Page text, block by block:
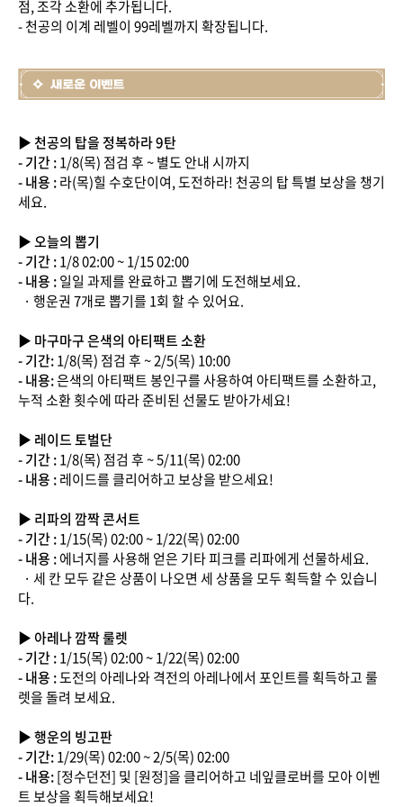
점, 조각 소환에 추가됩니다.
- 천공의 이계 레벨이 99레벨까지 확장됩니다.
▶ 천공의 탑을 정복하라 9탄
- 기간 :1/8(목) 점검 후 ~ 별도 안내 시까지
- 내용 :라(목)힐 수호단이여, 도전하라! 천공의 탑 특별 보상을 챙기
세요.
▶ 오늘의 뽑기
- 기간 :1/8 02:00 ~ 1/15 02:00
- 내용 :일일 과제를 완료하고 뽑기에 도전해보세요.
· 행운권 7개로 뽑기를 1회 할 수 있어요.
▶ 마구마구 은색의 아티팩트 소환
- 기간:1/8(목) 점검 후 ~ 2/5(목) 10:00
- 내용:은색의 아티팩트 봉인구를 사용하여 아티팩트를 소환하고,
누적 소환 횟수에 따라 준비된 선물도 받아가세요!
▶ 레이드 토벌단
- 기간 :1/8(목) 점검 후 ~ 5/11(목) 02:00
- 내용 :레이드를 클리어하고 보상을 받으세요!
▶ 리파의 깜짝 콘서트
- 기간 :1/15(목) 02:00 ~ 1/22(목) 02:00
- 내용 :에너지를 사용해 얻은 기타 피크를 리파에게 선물하세요.
· 세 칸 모두 같은 상품이 나오면 세 상품을 모두 획득할 수 있습니
다.
▶ 아레나 깜짝 룰렛
- 기간 :1/15(목) 02:00 ~ 1/22(목) 02:00
- 내용 :도전의 아레나와 격전의 아레나에서 포인트를 획득하고 룰
렛을 돌려 보세요.
▶ 행운의 빙고판
- 기간:1/29(목) 02:00 ~ 2/5(목) 02:00
- 내용:[정수던전] 및 [원정]을 클리어하고 네잎클로버를 모아 이벤
트 보상을 획득해보세요!